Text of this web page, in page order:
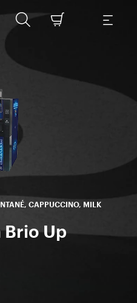
CAPPUCCINO, MILK
Brio Up